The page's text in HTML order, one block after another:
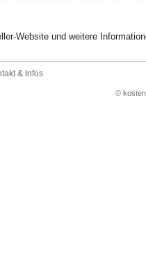
Website und weitere
& Infos
©